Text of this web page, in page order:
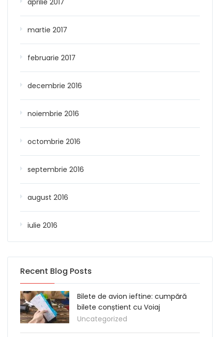
martie 2017
februarie 2017
decembrie 2016
noiembrie 2016
octombrie 2016
septembrie 2016
august 2016
iulie 2016
Recent Blog Posts
Bilete de avion ieftine: cumpără
bilete conștient cu Voiaj
Uncategorized